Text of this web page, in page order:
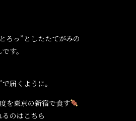
ろっ”としたたてがみの
す。
届くように。
を東京の新宿で食す
のはこちら